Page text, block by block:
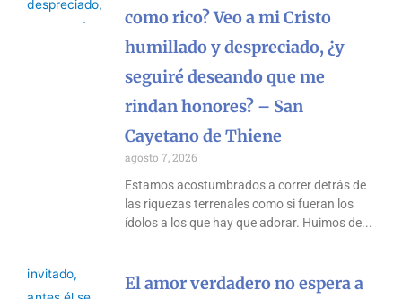
como rico? Veo a mi Cristo
humillado y despreciado, ¿y
seguiré deseando que me
rindan honores? – San
Cayetano de Thiene
agosto 7, 2026
Estamos acostumbrados a correr detrás de
las riquezas terrenales como si fueran los
ídolos a los que hay que adorar. Huimos de
El amor verdadero no espera a